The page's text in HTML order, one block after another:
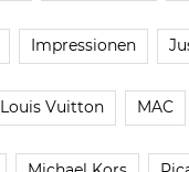
Impressionen
Louis Vuitton MAC